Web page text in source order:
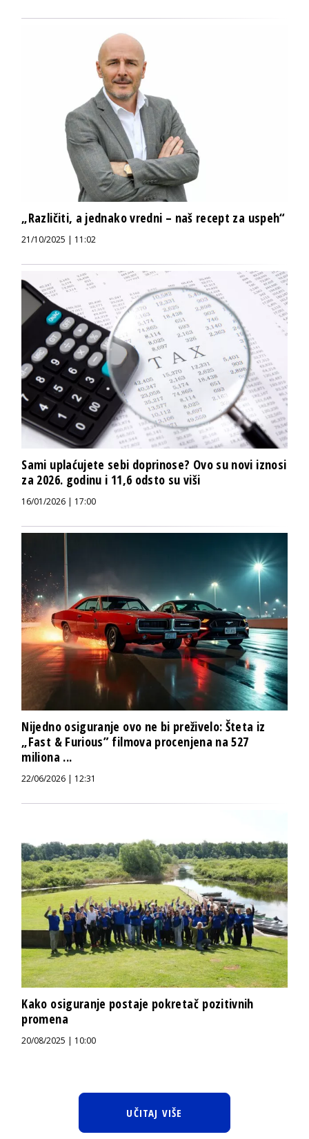
„Različiti, a jednako vredni – naš recept za uspeh“
21/10/2025 | 11:02
Sami uplaćujete sebi doprinose? Ovo su novi iznosi
za 2026. godinu i 11,6 odsto su viši
16/01/2026 | 17:00
Nijedno osiguranje ovo ne bi preživelo: Šteta iz
„Fast & Furious” filmova procenjena na 527
miliona ...
22/06/2026 | 12:31
Kako osiguranje postaje pokretač pozitivnih
promena
20/08/2025 | 10:00
UČITAJ VIŠE